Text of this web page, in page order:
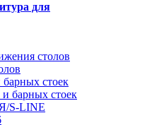
для
столов
стоек
барных стоек
S-LINE